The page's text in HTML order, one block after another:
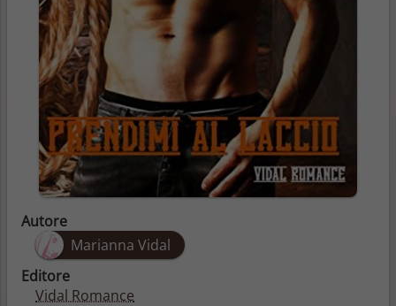
Autore
Marianna Vidal
Editore
Vidal Romance